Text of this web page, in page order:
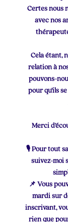
Certes nous
avec nos
Cela étant,
relation à
pouvons-
pour qu’ils
Merci
🎙 Pour tout
suivez-moi
📌 Vous
mardi sur
inscrivant,
rien que